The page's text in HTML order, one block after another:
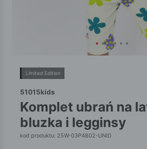
Limited Edition
51015kids
komplet ubrań na lato -
bluzka i legginsy
kod produktu: 25W-03P4802-UNID